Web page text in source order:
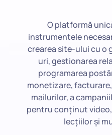
O platformă
instrumentele
crearea site-ului cu o
uri, gestionarea
programarea
monetizare,
mailurilor, a
pentru conținut
lecțiilor și